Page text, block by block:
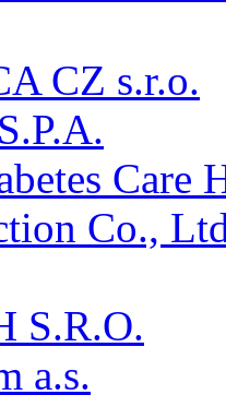
CZ s.r.o.
Care
Co.,
S.R.O.
a.s.